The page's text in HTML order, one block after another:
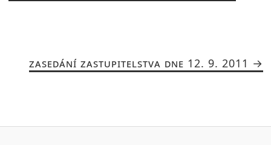
ZASEDÁNÍ ZASTUPITELSTVA DNE 12. 9. 2011